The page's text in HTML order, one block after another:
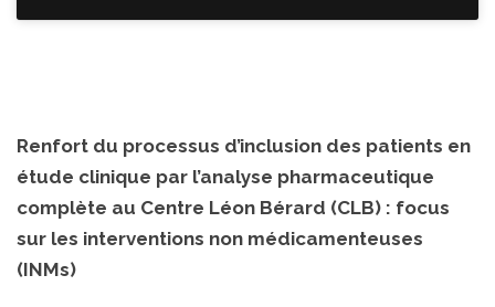
Renfort du processus d’inclusion des patients en
étude clinique par l’analyse pharmaceutique
complète au Centre Léon Bérard (CLB) : focus
sur les interventions non médicamenteuses
(INMs)